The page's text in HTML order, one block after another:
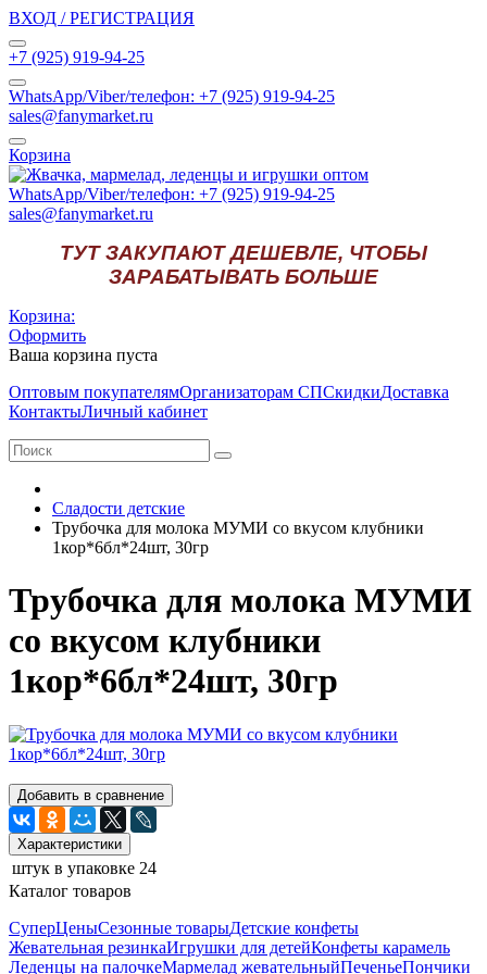
ВХОД / РЕГИСТРАЦИЯ
+7 (925) 919-94-25
WhatsApp/Viber/телефон: +7 (925) 919-94-25
sales@fanymarket.ru
Корзина
WhatsApp/Viber/телефон: +7 (925) 919-94-25
sales@fanymarket.ru
ТУТ ЗАКУПАЮТ ДЕШЕВЛЕ, ЧТОБЫ
ЗАРАБАТЫВАТЬ БОЛЬШЕ
Корзина:
Оформить
Ваша корзина пуста
Оптовым покупателямОрганизаторам СПСкидкиДоставка
КонтактыЛичный кабинет
Сладости детские
Трубочка для молока МУМИ со вкусом клубники
1кор*6бл*24шт, 30гр
Трубочка для молока МУМИ
со вкусом клубники
1кор*6бл*24шт, 30гр
Добавить в сравнение
Характеристики
штук в упаковке 24
Каталог товаров
СуперЦеныСезонные товарыДетские конфеты
Жевательная резинкаИгрушки для детейКонфеты карамель
Леденцы на палочкеМармелад жевательныйПеченьеПончики